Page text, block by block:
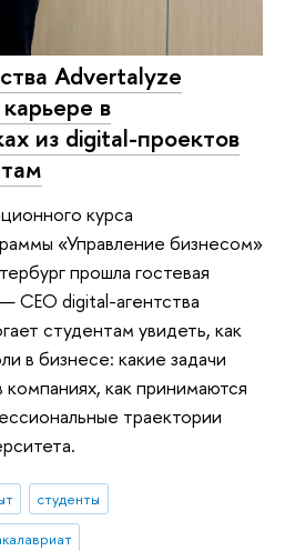
Advertalyze
в
из digital-проектов
курса
«Управление бизнесом»
прошла гостевая
CEO digital-агентства
студентам увидеть, как
в бизнесе: какие задачи
как принимаются
траектории
студенты